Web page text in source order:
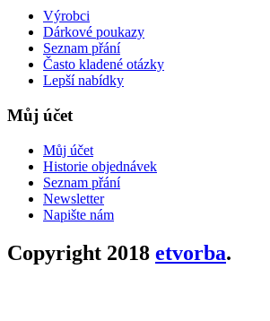
Výrobci
Dárkové poukazy
Seznam přání
Často kladené otázky
Lepší nabídky
Můj účet
Můj účet
Historie objednávek
Seznam přání
Newsletter
Napište nám
Copyright 2018 etvorba.